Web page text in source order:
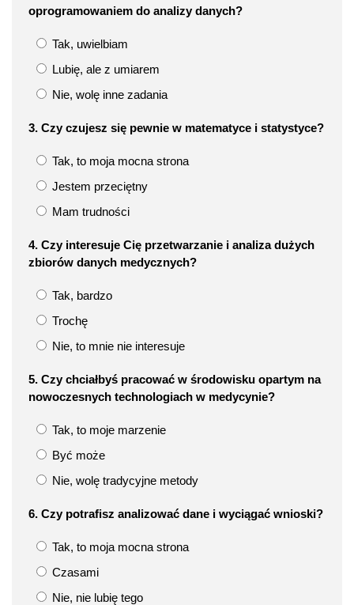
oprogramowaniem do analizy danych?
Tak, uwielbiam
Lubię, ale z umiarem
Nie, wolę inne zadania
3. Czy czujesz się pewnie w matematyce i statystyce?
Tak, to moja mocna strona
Jestem przeciętny
Mam trudności
4. Czy interesuje Cię przetwarzanie i analiza dużych
zbiorów danych medycznych?
Tak, bardzo
Trochę
Nie, to mnie nie interesuje
5. Czy chciałbyś pracować w środowisku opartym na
nowoczesnych technologiach w medycynie?
Tak, to moje marzenie
Być może
Nie, wolę tradycyjne metody
6. Czy potrafisz analizować dane i wyciągać wnioski?
Tak, to moja mocna strona
Czasami
Nie, nie lubię tego